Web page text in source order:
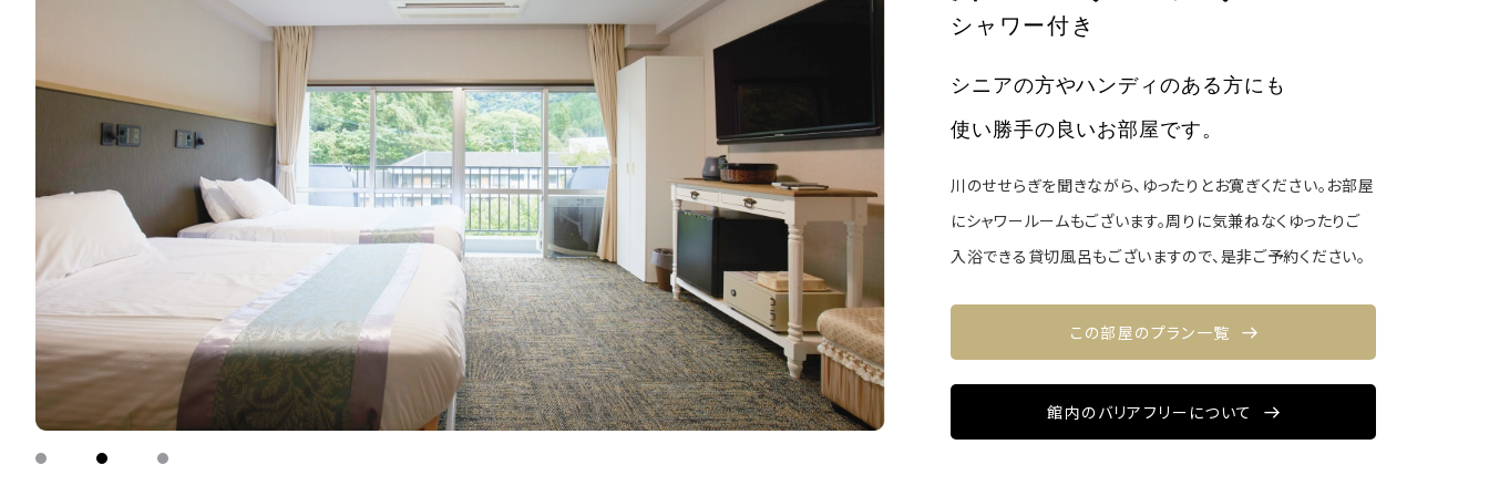
シャワー付き
シニアの方やハンディのある方にも
使い勝手の良いお部屋です。
川のせせらぎを聞きながら、ゆったりとお寛ぎください。お部屋
にシャワールームもございます。周りに気兼ねなくゆったりご
入浴できる貸切風呂もございますので、是非ご予約ください。
この部屋のプラン一覧
館内のバリアフリーについて